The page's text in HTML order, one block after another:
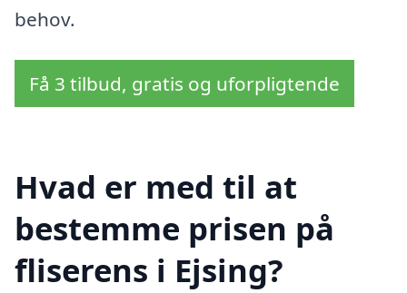
behov.
Få 3 tilbud, gratis og uforpligtende
Hvad er med til at
bestemme prisen på
fliserens i Ejsing?